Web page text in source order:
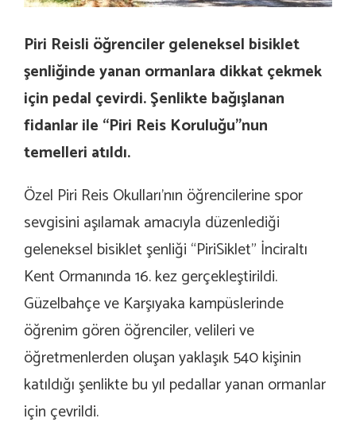
Piri Reisli öğrenciler geleneksel bisiklet
şenliğinde yanan ormanlara dikkat çekmek
için pedal çevirdi. Şenlikte bağışlanan
fidanlar ile “Piri Reis Koruluğu”nun
temelleri atıldı.
Özel Piri Reis Okulları’nın öğrencilerine spor
sevgisini aşılamak amacıyla düzenlediği
geleneksel bisiklet şenliği “PiriSiklet” İnciraltı
Kent Ormanında 16. kez gerçekleştirildi.
Güzelbahçe ve Karşıyaka kampüslerinde
öğrenim gören öğrenciler, velileri ve
öğretmenlerden oluşan yaklaşık 540 kişinin
katıldığı şenlikte bu yıl pedallar yanan ormanlar
için çevrildi.